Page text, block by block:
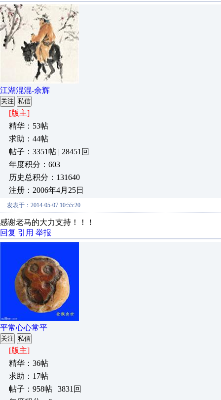
江湖混混-余辉
关注 私信
[版主]
精华：53帖
求助：44帖
帖子：3351帖 | 28451回
年度积分：603
历史总积分：131640
注册：2006年4月25日
发表于：2014-05-07 10:55:20
感谢老马的大力支持！！！
回复 引用 举报
平常心心常平
关注 私信
[版主]
精华：36帖
求助：17帖
帖子：958帖 | 3831回